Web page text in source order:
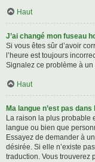
Haut
J’ai changé mon fuseau
Si vous êtes sûr d’avoir
l’heure est toujours
Signalez ce problème à un
Haut
Ma langue n’est pas dans
La raison la plus probable
langue ou bien que
Essayez de demander à
désirée. Si elle n’existe
traduction. Vous trouverez